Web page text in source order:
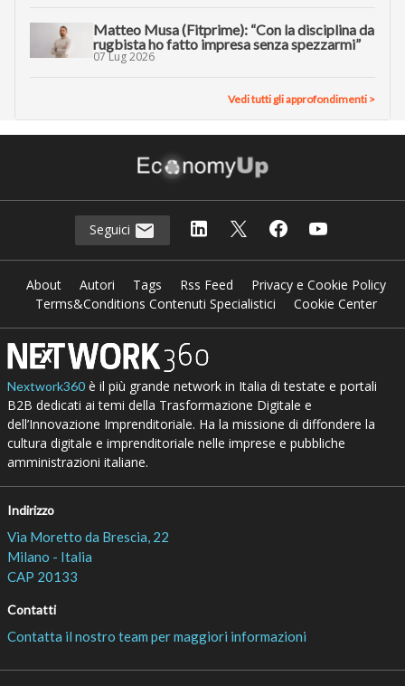
Matteo Musa (Fitprime): “Con la disciplina da
rugbista ho fatto impresa senza spezzarmi”
07 Lug 2026
Vedi tutti gli approfondimenti >
Seguici
About Autori Tags Rss Feed
Privacy e Cookie Policy
Terms&Conditions Contenuti Specialistici
Cookie Center
Nextwork360è il più grande network in Italia di testate e portali
B2B dedicati ai temi della Trasformazione Digitale e
dell’Innovazione Imprenditoriale. Ha la missione di diffondere la
cultura digitale e imprenditoriale nelle imprese e pubbliche
amministrazioni italiane.
Indirizzo
Via Moretto da Brescia, 22
Milano - Italia
CAP 20133
Contatti
Contatta il nostro team per maggiori informazioni